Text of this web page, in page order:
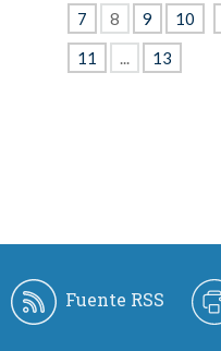
7
8 9
10
11
... 13
Fuente RSS